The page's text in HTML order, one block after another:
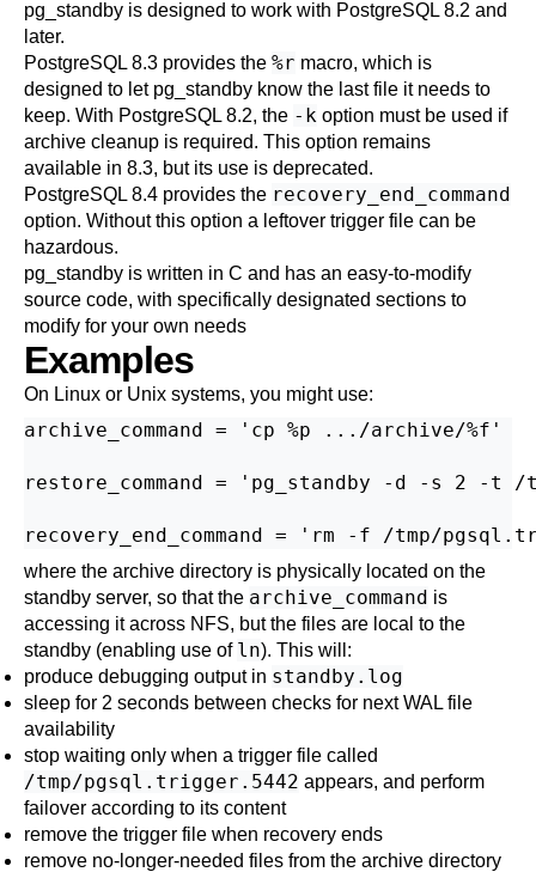
pg_standby is designed to work with PostgreSQL 8.2 and
later.
PostgreSQL 8.3 provides the %r macro, which is
designed to let pg_standby know the last file it needs to
keep. With PostgreSQL 8.2, the -k option must be used if
archive cleanup is required. This option remains
available in 8.3, but its use is deprecated.
PostgreSQL 8.4 provides the recovery_end_command
option. Without this option a leftover trigger file can be
hazardous.
pg_standby is written in C and has an easy-to-modify
source code, with specifically designated sections to
modify for your own needs
Examples
On Linux or Unix systems, you might use:
archive_command = 'cp %p .../archive/%f'
restore_command = 'pg_standby -d -s 2 -t
where the archive directory is physically located on the
standby server, so that the archive_command is
accessing it across NFS, but the files are local to the
standby (enabling use of ln). This will:
produce debugging output in standby.log
sleep for 2 seconds between checks for next WAL file
availability
stop waiting only when a trigger file called
/tmp/pgsql.trigger.5442 appears, and perform
failover according to its content
remove the trigger file when recovery ends
remove no-longer-needed files from the archive directory